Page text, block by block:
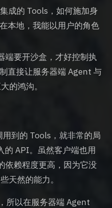
成的 Tools，如何施加身
本地，我能以用户的角色
端要开沙盒，才好控制执
直接让服务器端 Agent 与
的鸿沟。
到的 Tools，就非常的局
的 API。虽然客户端也用
依赖程度更高，因为它没
天然的能力。
所以在服务器端 Agent